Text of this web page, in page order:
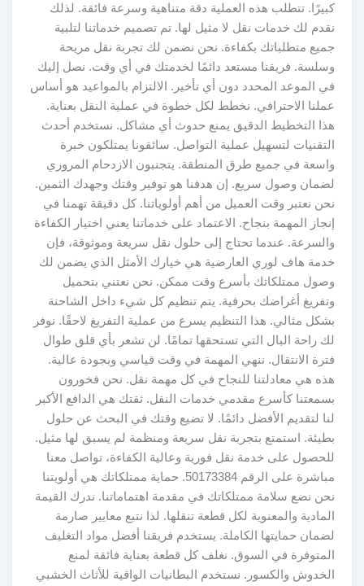
كبيرًا. تتطلب هذه العملية دقة متناهية وسرعة فائقة. لذلك
نقدم لك خدمات نقل لا مثيل لها. تم تصميم خدماتنا لتلبية
جميع متطلباتك بكفاءة. نحن نضمن لك تجربة نقل مريحة
وسلسة. فريقنا مستعد دائمًا لخدمتك في أي وقت. نصل إليك
في الموعد المحدد دون أي تأخير. الالتزام بالمواعيد هو أساس
عملنا الاحترافي. نخطط لكل خطوة في عملية النقل بعناية.
هذا التخطيط الدقيق يمنع حدوث أي مشاكل. نستخدم أحدث
التقنيات لتسهيل عملية التواصل. سائقونا يمتلكون خبرة
واسعة في جميع طرق المنطقة. يتجنبون الازدحام المروري
لضمان وصول سريع. إن هدفنا هو توفير وقتك وجهدك الثمين.
نحن نعتبر وقت العميل من أهم أولوياتنا. كل دقيقة تهمنا في
إنجاز المهمة بنجاح. الاعتماد على خدماتنا يعني اختيار الكفاءة
والسرعة. عندما تحتاج إلى حلول نقل سريعة وموثوقة، فإن
خدمة هاف لوري العارضية هي خيارك الأمثل الذي يضمن لك
وصول ممتلكاتك بأسرع وقت ممكن. نحن نعتني بتحميل
وتفريغ أغراضك بحرفية. يتم تنظيم كل شيء داخل الشاحنة
بشكل مثالي. هذا التنظيم يسرع من عملية التفريغ لاحقًا. نوفر
لك راحة البال التي تستحقها تمامًا. لن تشعر بأي قلق طوال
فترة الانتقال. ننهي المهمة في وقت قياسي وبجودة عالية.
هذه هي معادلتنا للنجاح في كل مهمة نقل. نحن فخورون
بسمعتنا كأسرع مقدمي خدمات النقل. ثقتك هي الدافع الأكبر
لنا لتقديم الأفضل دائمًا. لا تضيع وقتك في البحث عن حلول
بطيئة. استمتع بتجربة نقل سريعة ومنظمة لم يسبق لها مثيل.
للحصول على خدمة نقل فورية وعالية الكفاءة، تواصل معنا
مباشرة على الرقم 50173384. حماية ممتلكاتك هي أولويتنا
نحن نضع سلامة ممتلكاتك في مقدمة اهتماماتنا. ندرك القيمة
المادية والمعنوية لكل قطعة تنقلها. لذا نتبع معايير صارمة
لضمان حمايتها الكاملة. يستخدم فريقنا أفضل مواد التغليف
المتوفرة في السوق. نغلف كل قطعة بعناية فائقة لمنع
الخدوش والكسور. نستخدم البطانيات الواقية للأثاث الخشبي